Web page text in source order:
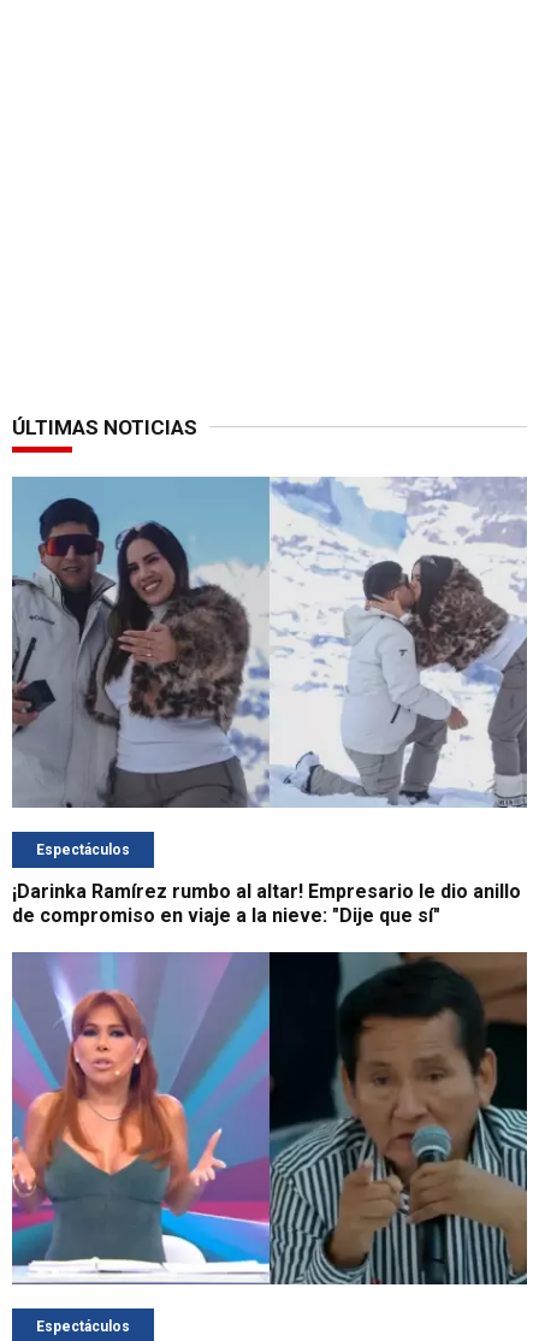
ÚLTIMAS NOTICIAS
Espectáculos
¡Darinka Ramírez rumbo al altar! Empresario le dio anillo
de compromiso en viaje a la nieve: "Dije que sí"
Espectáculos